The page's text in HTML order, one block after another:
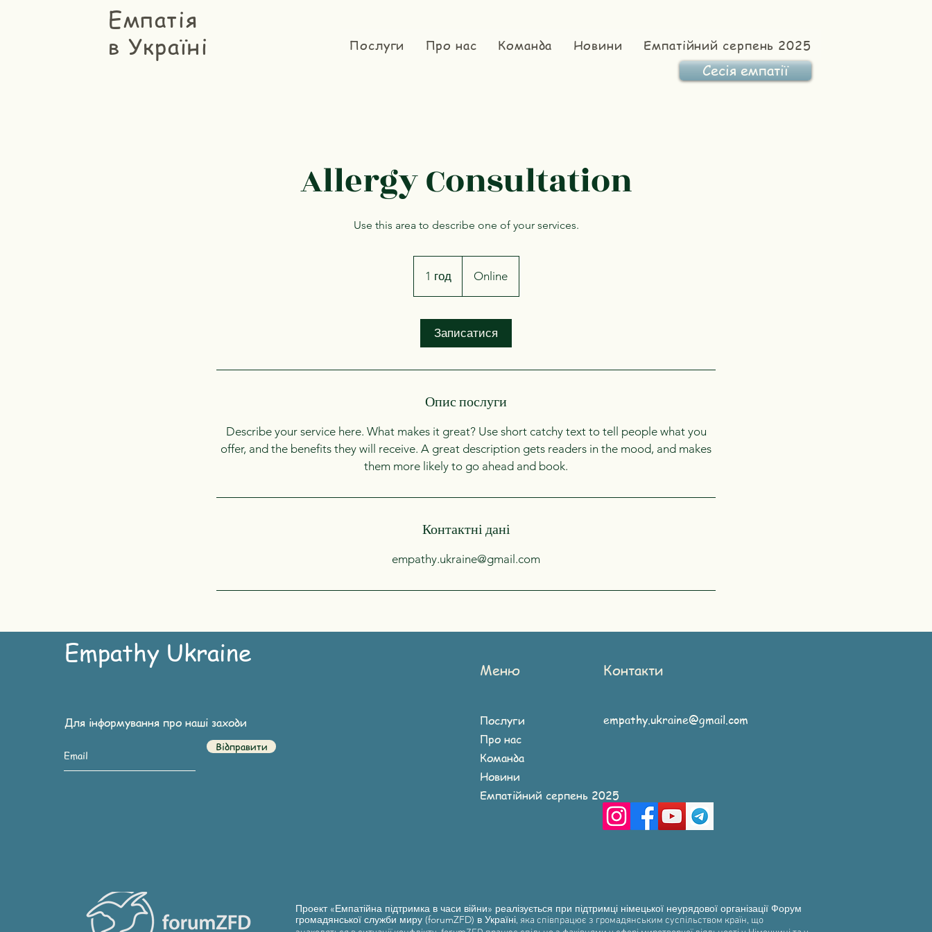
Емпатія
в Україні
Послуги Про нас Команда Новини Емпатійний серпень 2025
Сесія емпатії
Allergy Consultation
Use this area to describe one of your services.
1 год1
г
Online
Записатися
Опис послуги
Describe your service here. What makes it great? Use short catchy text to tell people what you
offer, and the benefits they will receive. A great description gets readers in the mood, and makes
them more likely to go ahead and book.
Контактні дані
empathy.ukraine@gmail.com
Empathy Ukraine
Для інформування про наші заходи
Відправити
Меню
Послуги
Про нас
Команда
Новини
Емпатійний серпень 2025
Контакти
empathy.ukraine@gmail.com
Проект «Емпатійна підтримка в часи війни» реалізується при підтримці німецької неурядової організації Форум
громадянської служби миру (forumZFD) в Україні, яка співпрацює з громадянським суспільством країн, що